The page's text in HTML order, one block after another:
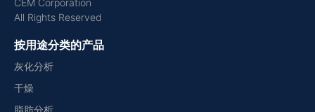
CEM Corporation
All Rights Reserved
按用途分类的产品
灰化分析
干燥
脂肪分析